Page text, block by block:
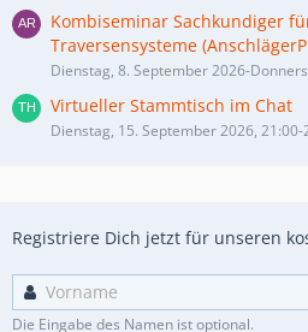
Kombiseminar Sachkundiger
Traversensysteme
Dienstag, 8. September 2026-
Virtueller Stammtisch im Chat
Dienstag, 15. September 2026, 21:00-
Registriere Dich jetzt für unseren
Die Eingabe des Namen ist optional.